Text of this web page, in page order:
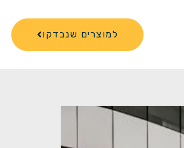
למוצרים שנבדקו